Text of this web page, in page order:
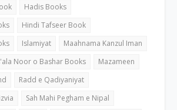
Hadis Books
Hindi Tafseer Book
Islamiyat
Maahnama Kanzul Iman
Noor o Bashar Books
Mazameen
Radd e Qadiyaniyat
Sah Mahi Pegham e Nipal